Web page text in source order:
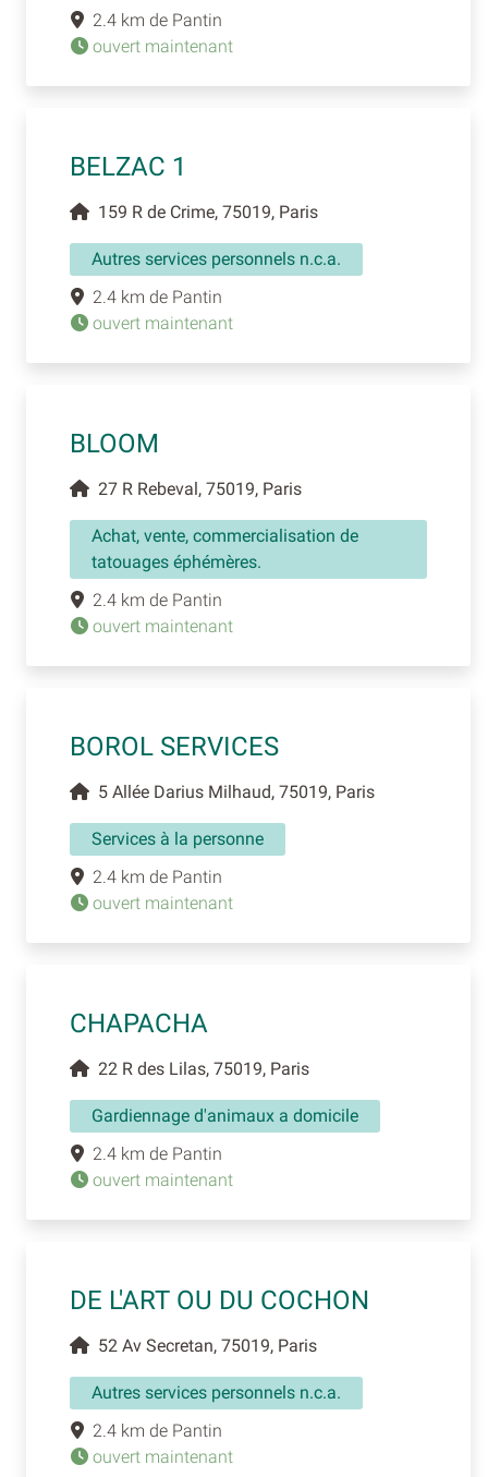
2.4 km de Pantin
ouvert maintenant
BELZAC 1
159 R de Crime, 75019, Paris
Autres services personnels n.c.a.
2.4 km de Pantin
ouvert maintenant
BLOOM
27 R Rebeval, 75019, Paris
Achat, vente, commercialisation de
tatouages éphémères.
2.4 km de Pantin
ouvert maintenant
BOROL SERVICES
5 Allée Darius Milhaud, 75019, Paris
Services à la personne
2.4 km de Pantin
ouvert maintenant
CHAPACHA
22 R des Lilas, 75019, Paris
Gardiennage d'animaux a domicile
2.4 km de Pantin
ouvert maintenant
DE L'ART OU DU COCHON
52 Av Secretan, 75019, Paris
Autres services personnels n.c.a.
2.4 km de Pantin
ouvert maintenant